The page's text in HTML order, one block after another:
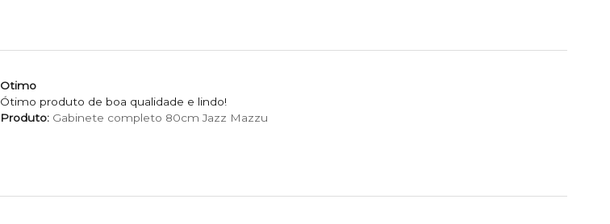
Otimo
Ótimo produto de boa qualidade e lindo!
Produto:Gabinete completo 80cm Jazz Mazzu